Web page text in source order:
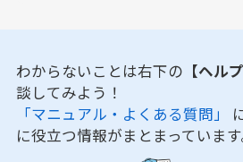
わからないことは右下の 【ヘルプ
談してみよう！
「マニュアル・よくある質問」
に役立つ情報がまとまっています